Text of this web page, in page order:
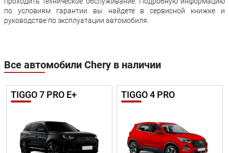
по условиям гарантии вы найдете в сервисной книжке и
руководстве по эксплуатации автомобиля.
Все автомобили Chery в наличии
TIGGO 7 PRO E+ TIGGO 4 PRO